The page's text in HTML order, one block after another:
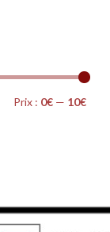
Prix : 0€ — 10€